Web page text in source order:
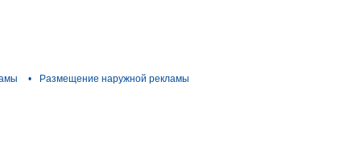
•
Размещение наружной рекламы